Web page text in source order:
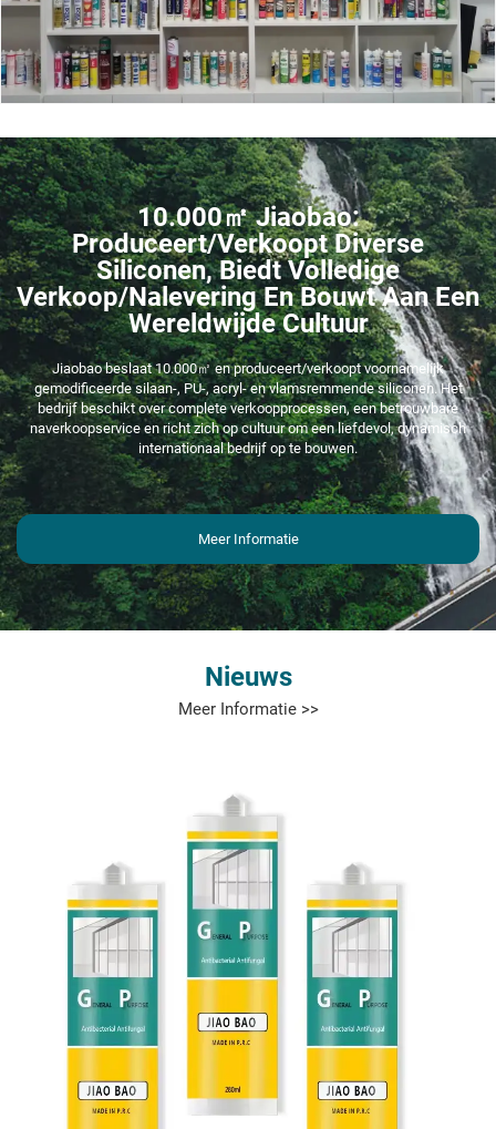
10.000㎡ Jiaobao:
Produceert/verkoopt Diverse
Siliconen, Biedt Volledige
Verkoop/nalevering En Bouwt Aan Een
Wereldwijde Cultuur
Jiaobao beslaat 10.000㎡ en produceert/verkoopt voornamelijk
gemodificeerde silaan-, PU-, acryl- en vlamsremmende siliconen. Het
bedrijf beschikt over complete verkoopprocessen, een betrouwbare
naverkoopservice en richt zich op cultuur om een liefdevol, dynamisch
internationaal bedrijf op te bouwen.
Meer Informatie
Nieuws
Meer Informatie >>